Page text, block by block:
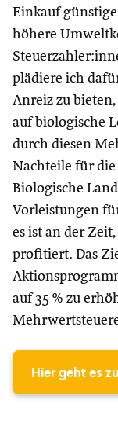
Einkauf
höhere
plädiere ich
Anreiz zu
auf biologische
durch diesen
Nachteile für
Biologische
Vorleistungen
es ist an der
profitiert. Das
auf 35 % zu
Hier geht es